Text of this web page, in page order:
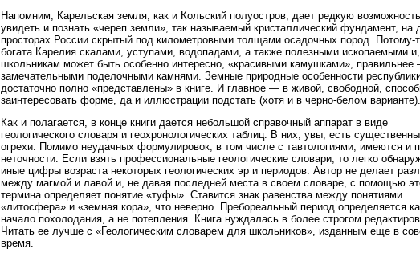
Напомним, Карельская земля, как и Кольский полуостров, дает редкую возможность
увидеть и познать «череп земли», так называемый кристаллический фундамент, на
просторах России скрытый под километровыми толщами осадочных пород. Потому-
богата Карелия скалами, уступами, водопадами, а также полезными ископаемыми
школьникам может быть особенно интересно, «красивыми камушками»,
замечательными поделочными камнями. Земные природные особенности
достаточно полно «представлены» в книге. И главное — в живой, свободной,
заинтересовать форме, да и иллюстрации подстать (хотя и в черно-белом варианте).
Как и полагается, в конце книги дается небольшой справочный аппарат в виде
геологического словаря и геохронологических таблиц. В них, увы, есть
огрехи. Помимо неудачных формулировок, в том числе с тавтологиями, имеются и
неточности. Если взять профессиональные геологические словари, то легко
иные цифры возраста некоторых геологических эр и периодов. Автор не делает
между магмой и лавой и, не давая последней места в своем словаре, с помощью
термина определяет понятие «туфы». Ставится знак равенства между понятиями
«литосфера» и «земная кора», что неверно. Пребореальный период определяется
начало похолодания, а не потепления. Книга нуждалась в более строгом
Читать ее лучше с «Геологическим словарем для школьников», изданным еще в
время.